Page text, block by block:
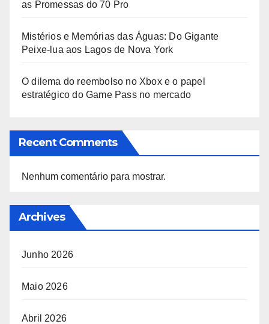
as Promessas do 70 Pro
Mistérios e Memórias das Águas: Do Gigante
Peixe-lua aos Lagos de Nova York
O dilema do reembolso no Xbox e o papel
estratégico do Game Pass no mercado
Recent Comments
Nenhum comentário para mostrar.
Archives
Junho 2026
Maio 2026
Abril 2026